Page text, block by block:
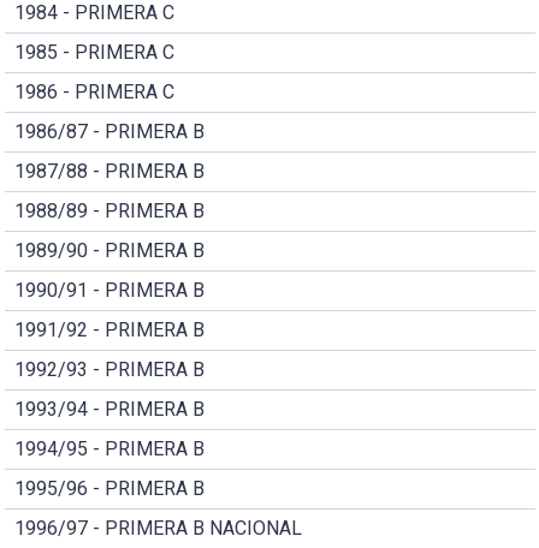
1984 - PRIMERA C
1985 - PRIMERA C
1986 - PRIMERA C
1986/87 - PRIMERA B
1987/88 - PRIMERA B
1988/89 - PRIMERA B
1989/90 - PRIMERA B
1990/91 - PRIMERA B
1991/92 - PRIMERA B
1992/93 - PRIMERA B
1993/94 - PRIMERA B
1994/95 - PRIMERA B
1995/96 - PRIMERA B
1996/97 - PRIMERA B NACIONAL